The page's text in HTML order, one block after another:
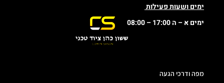
ימים ושעות פעילות
ימים א – ה 17:00 – 08:00
מפה ודרכי הגעה